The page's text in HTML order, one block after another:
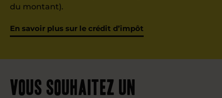
du montant).
En savoir plus sur le crédit d’impôt
Vous souhaitez un